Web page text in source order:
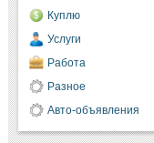
Куплю
Услуги
Работа
Разное
Авто-объявления